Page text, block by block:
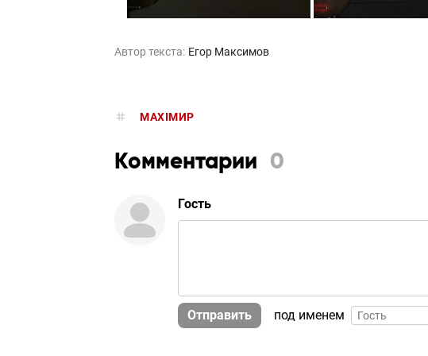
Автор текста: Егор Максимов
MAXIMИР
Комментарии 0
Гость
Отправить под именем